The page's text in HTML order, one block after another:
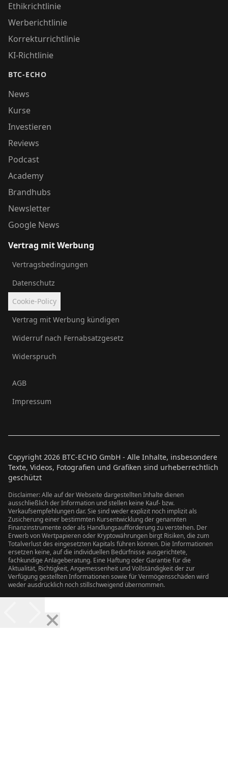
Ethikrichtlinie
Werberichtlinie
Korrekturrichtlinie
KI-Richtlinie
BTC-ECHO
News
Kurse
Investieren
Reviews
Podcast
Academy
Brandhubs
Newsletter
Google News
Vertrag mit Werbung
Vertragsbedingungen
Datenschutz
Cookie-Policy
Vertrag mit Werbung kündigen
Widerruf nach Fernabsatzgesetz
Widerspruch
AGB
Impressum
Copyright 2026 BTC-ECHO GmbH - Alle Inhalte, insbesondere
Texte, Videos, Fotografien und Grafiken sind urheberrechtlich
geschützt
Disclaimer: Alle auf der Webseite dargestellten Inhalte dienen
ausschließlich der Information und stellen keine Kauf- bzw.
Verkaufsempfehlungen dar. Sie sind weder explizit noch implizit als
Zusicherung einer bestimmten Kursentwicklung der genannten
Finanzinstrumente oder als Handlungsaufforderung zu verstehen. Der
Erwerb von Wertpapieren oder Kryptowährungen birgt Risiken, die zum
Totalverlust des eingesetzten Kapitals führen können. Die Informationen
ersetzen keine, auf die individuellen Bedürfnisse ausgerichtete,
fachkundige Anlageberatung. Eine Haftung oder Garantie für die
Aktualität, Richtigkeit, Angemessenheit und Vollständigkeit der zur
Verfügung gestellten Informationen sowie für Vermögensschäden wird
weder ausdrücklich noch stillschweigend übernommen.